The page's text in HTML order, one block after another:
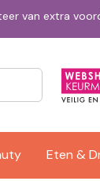
van extra
Eten &